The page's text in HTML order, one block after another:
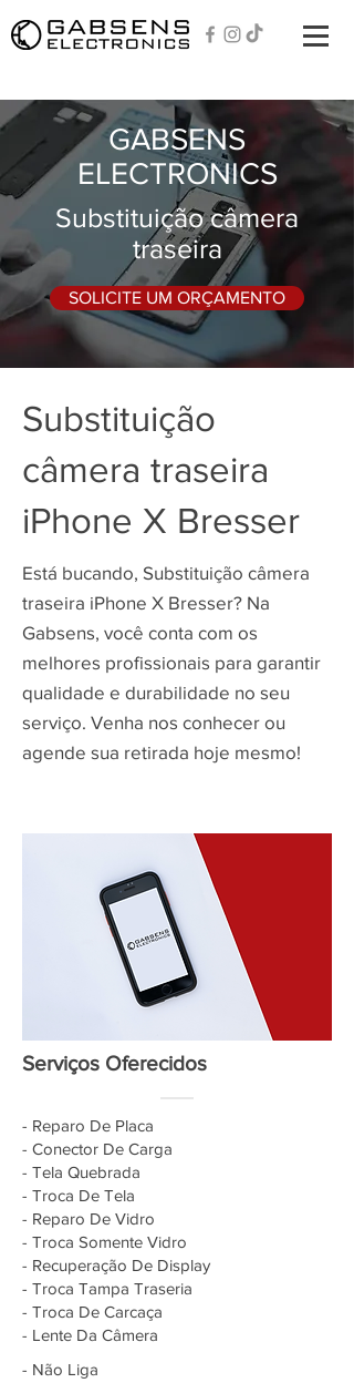
GABSENS
ELECTRONICS
Substituição câmera
traseira
SOLICITE UM ORÇAMENTO
Substituição
câmera traseira
iPhone X Bresser
Está bucando, Substituição câmera
traseira iPhone X Bresser? Na
Gabsens, você conta com os
melhores profissionais para garantir
qualidade e durabilidade no seu
serviço. Venha nos conhecer ou
agende sua retirada hoje mesmo!
Serviços Oferecidos
- Reparo De Placa
- Conector De Carga
- Tela Quebrada
- Troca De Tela
- Reparo De Vidro
- Troca Somente Vidro
- Recuperação De Display
- Troca Tampa Traseria
- Troca De Carcaça
- Lente Da Câmera
- Não Liga